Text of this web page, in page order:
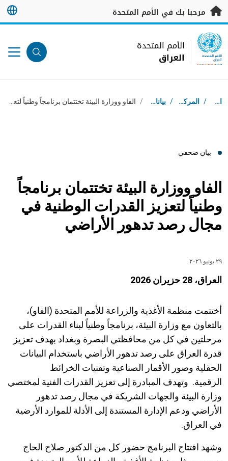
تخطى إلى المحتوى الرئيسي
مرحبا بك في الأمم المتحدة
UN Logo
الأمم المتحدة
العراق
الأمم المتحدة
العراق
مسار التنقل
استقبال / المركز الإعلامي / بيانات صحفية / الفاو ووزارة البيئة تختتمان برنامجاً وطنياً لتعزيز القدرات الوطنية في مجال رصد تدهور الأراضي
بيان صحفي
الفاو ووزارة البيئة تختتمان برنامجاً
وطنياً لتعزيز القدرات الوطنية في
مجال رصد تدهور الأراضي
٢٩ يونيو ٢٠٢٦
العراق، 28 حزيران 2026
أختتمت منظمة الأغذية والزراعة للأمم المتحدة (الفاو)،
بالتعاون مع وزارة البيئة، برنامجاً وطنياً لبناء القدرات على
مرحلتين في كل من محافظتي البصرة وبغداد بهدف تعزيز
قدرة العراق على رصد تدهور الأراضي باستخدام البيانات
الحقلية وصور الأقمار الصناعية وتقنيات الخرائط
الرقمية. وتهدف المبادرة إلى تعزيز القدرات الفنية لمختصي
وزارة البيئة والجهات الشريكة في مجال رصد تدهور
الأراضي ودعم الإدارة المستندة إلى الأدلة للموارد الأرضية
في العراق.
وشهد افتتاح البرنامج حضور كل من الدكتور صلاح الحاج